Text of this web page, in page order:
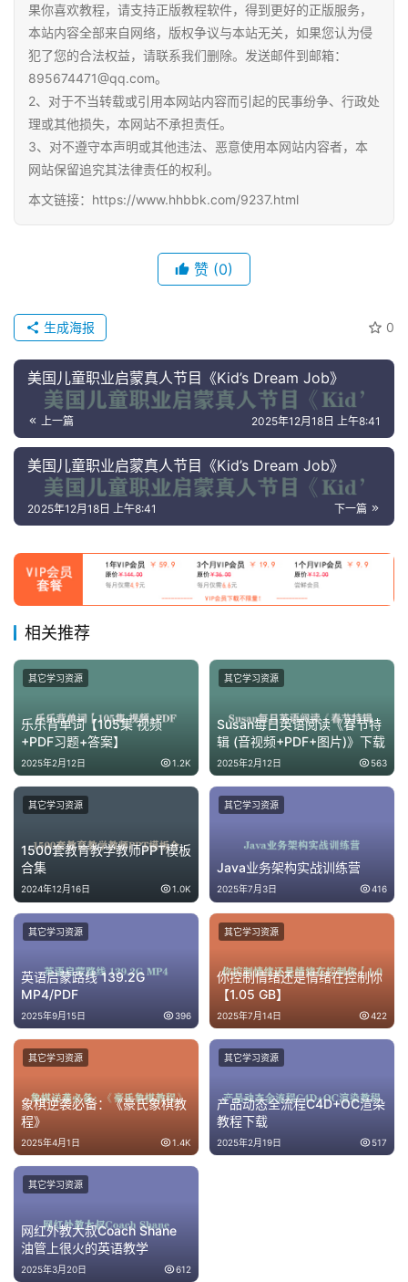
儿
童
国
蒙
童
英
果你喜欢教程，请支持正版教程软件，得到更好的正版服务，
本站内容全部来自网络，版权争议与本站无关，如果您认为侵
犯了您的合法权益，请联系我们删除。发送邮件到邮箱：
895674471@qq.com。
2、对于不当转载或引用本网站内容而引起的民事纷争、行政处
理或其他损失，本网站不承担责任。
3、对不遵守本声明或其他违法、恶意使用本网站内容者，本
网站保留追究其法律责任的权利。
本文链接：https://www.hhbbk.com/9237.html
赞 (0)
0
生成海报
美国儿童职业启蒙真人节目《Kid’s Dream Job》
上一篇 2025年12月18日 上午8:41
美国儿童职业启蒙真人节目《Kid’s Dream Job》
下一篇
2025年12月18日 上午8:41
相关推荐
乐乐背单词【105集 视频
+PDF习题+答案】
2025年2月12日 1.2K
其它学习资源
Susan每日英语阅读《春节特
辑 (音视频+PDF+图片)》下载
2025年2月12日 563
其它学习资源
1500套教育教学教师PPT模板
合集
2024年12月16日 1.0K
其它学习资源
Java业务架构实战训练营
2025年7月3日 416
其它学习资源
英语启蒙路线 139.2G
MP4/PDF
2025年9月15日 396
其它学习资源
你控制情绪还是情绪在控制你
【1.05 GB】
2025年7月14日 422
其它学习资源
象棋逆袭必备：《豪氏象棋教
程》
2025年4月1日 1.4K
其它学习资源
产品动态全流程C4D+OC渲染
教程下载
2025年2月19日 517
其它学习资源
网红外教大叔Coach Shane
油管上很火的英语教学
2025年3月20日 612
其它学习资源